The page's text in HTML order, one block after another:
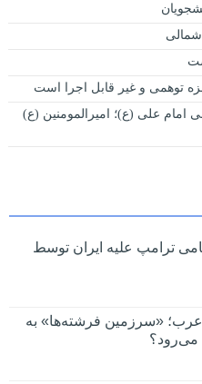
توهمی و غیر قابل اجرا است
امام علی (ع)؛ امیرالمومنین (ع)
ترامپ علیه ایران توسط
عرب؛ «سرزمین فرشته‌ها» به
می‌رود؟